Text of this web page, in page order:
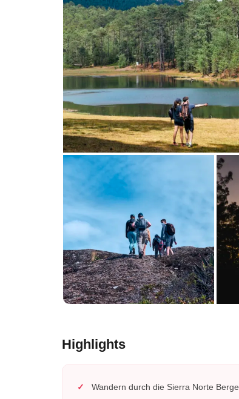
Highlights
Wandern durch die Sierra Norte Berge